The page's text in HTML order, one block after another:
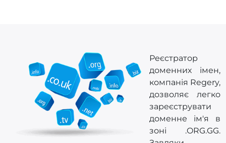
Реєстратор
доменних імен,
компанія Regery,
дозволяє легко
зареєструвати
доменне ім'я в
зоні .ORG.GG.